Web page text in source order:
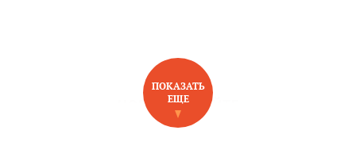
НОВОЕ НА САЙТЕ
ПОКАЗАТЬ
ЕЩЕ